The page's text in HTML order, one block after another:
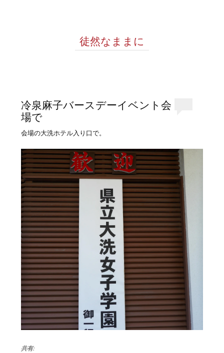
徒然なままに
冷泉麻子バースデーイベント会
場で
会場の大洗ホテル入り口で。
共有: